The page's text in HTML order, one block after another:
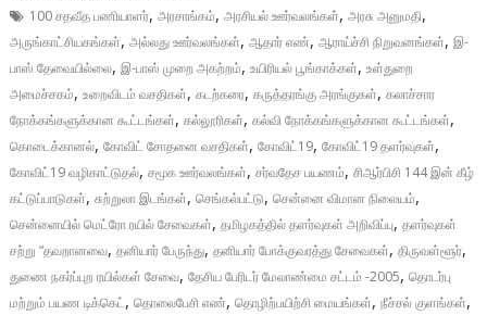
100 சதவீத பணியாளர்,அரசாங்கம்,அரசியல் ஊர்வலங்கள்,அரசு அனுமதி,
அருங்காட்சியகங்கள்,அல்லது ஊர்வலங்கள்,ஆதார் எண்,ஆராய்ச்சி நிறுவனங்கள்,இ-
பாஸ் தேவையில்லை,இ-பாஸ் முறை அகற்றம்,உயிரியல் பூங்காக்கள்,உள்துறை
அமைச்சகம்,உறைவிடம் வசதிகள்,கடற்கரை,கருத்தரங்கு அரங்குகள்,கலாச்சார
நோக்கங்களுக்கான கூட்டங்கள்,கல்லூரிகள்,கல்வி நோக்கங்களுக்கான கூட்டங்கள்,
கொடைக்கானல்,கோவிட் சோதனை வசதிகள்,கோவிட்19,கோவிட்19 தளர்வுகள்,
கோவிட்19 வழிகாட்டுதல்,சமூக ஊர்வலங்கள்,சர்வதேச பயணம்,சிஆர்பிசி 144 இன் கீழ்
கட்டுப்பாடுகள்,சுற்றுலா இடங்கள்,செங்கல்பட்டு,சென்னை விமான நிலையம்,
சென்னையில் மெட்ரோ ரயில் சேவைகள்,தமிழகத்தில் தளர்வுகள் அறிவிப்பு,தளர்வுகள்
சற்று “தவறானவை,தனியார் பேருந்து,தனியார் போக்குவரத்து சேவைகள்,திருவள்ளூர்,
துணை நகர்ப்புற ரயில்கள் சேவை,தேசிய பேரிடர் மேலாண்மை சட்டம் -2005,தொடர்பு
மற்றும் பயண டிக்கெட்,தொலைபேசி எண்,தொழிற்பயிற்சி மையங்கள்,நீச்சல் குளங்கள்,